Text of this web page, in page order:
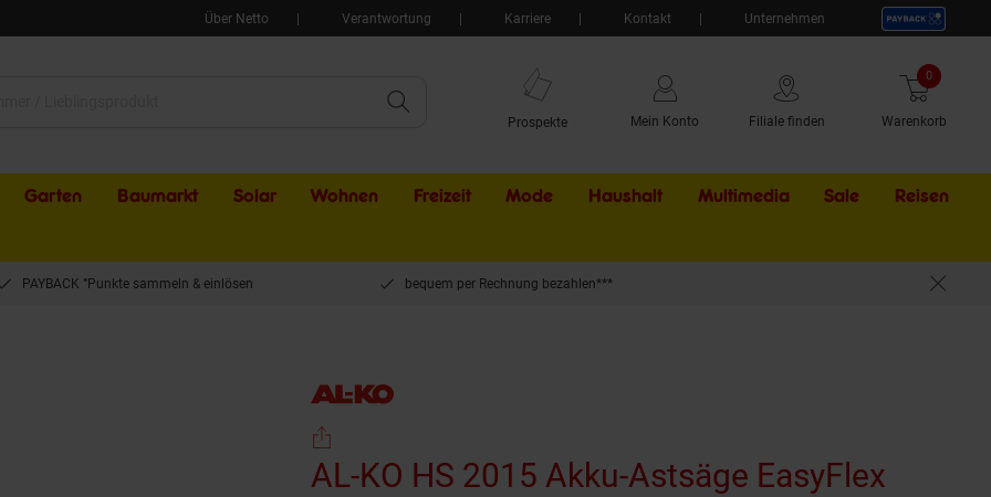
Über Netto Verantwortung Karriere Kontakt Unternehmen
Prospekte Mein Konto Filiale finden Warenkorb
0 Artikel
Garten Baumarkt Solar Wohnen Freizeit Mode Haushalt Multimedia Sale Externer
Reisen
PAYBACK °Punkte sammeln & einlösen bequem per Rechnung bezahlen***
AL-KO HS 2015 Akku-Astsäge EasyFlex